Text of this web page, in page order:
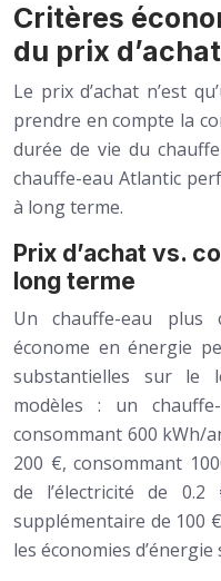
Critères
du prix
Le prix d’achat n’est
prendre en compte la
durée de vie du
chauffe-eau Atlantic
à long terme.
Prix d’achat vs.
long terme
Un chauffe-eau plus
économe en énergie
substantielles sur le
modèles : un
consommant 600 kWh/
200 €, consommant
de l’électricité de 0.2
supplémentaire de 100
les économies